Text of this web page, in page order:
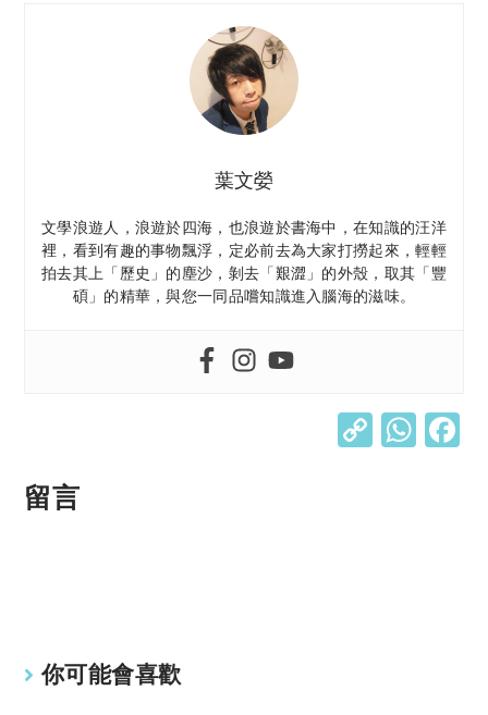
葉文嫈
文學浪遊人，浪遊於四海，也浪遊於書海中，在知識的汪洋
裡，看到有趣的事物飄浮，定必前去為大家打撈起來，輕輕
拍去其上「歷史」的塵沙，剝去「艱澀」的外殼，取其「豐
碩」的精華，與您一同品嚐知識進入腦海的滋味。
C W
留言
你可能會喜歡